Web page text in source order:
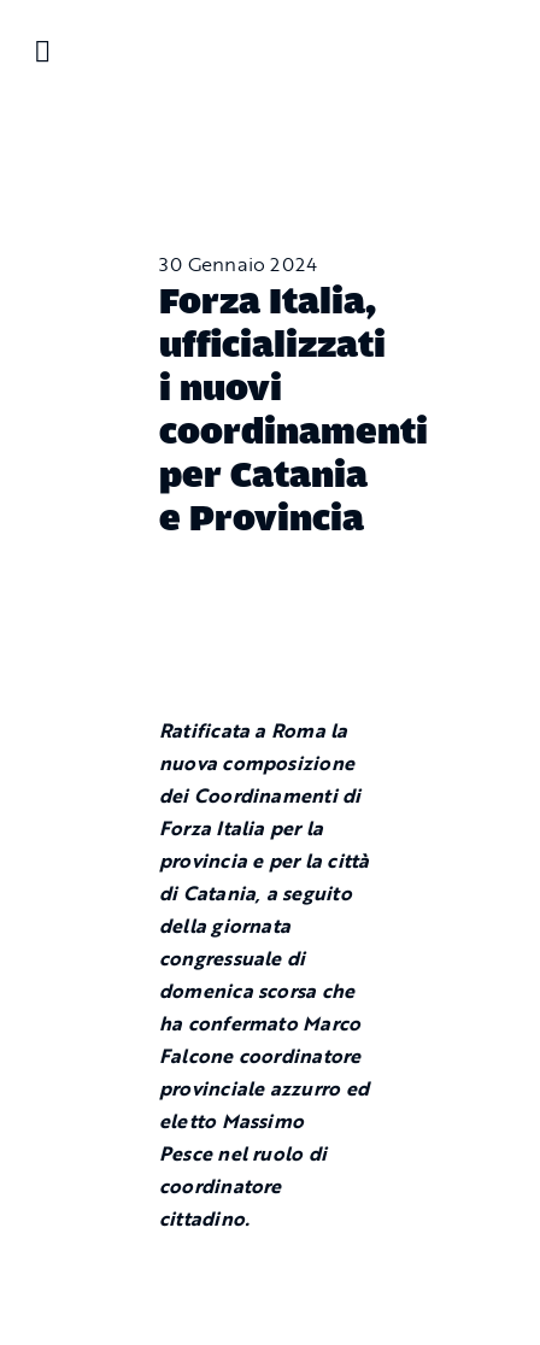
30 Gennaio 2024
Forza Italia,
ufficializzati
i nuovi
coordinamenti
per Catania
e Provincia
Ratificata a Roma la
nuova composizione
dei Coordinamenti di
Forza Italia per la
provincia e per la città
di Catania, a seguito
della giornata
congressuale di
domenica scorsa che
ha confermato Marco
Falcone coordinatore
provinciale azzurro ed
eletto Massimo
Pesce nel ruolo di
coordinatore
cittadino.